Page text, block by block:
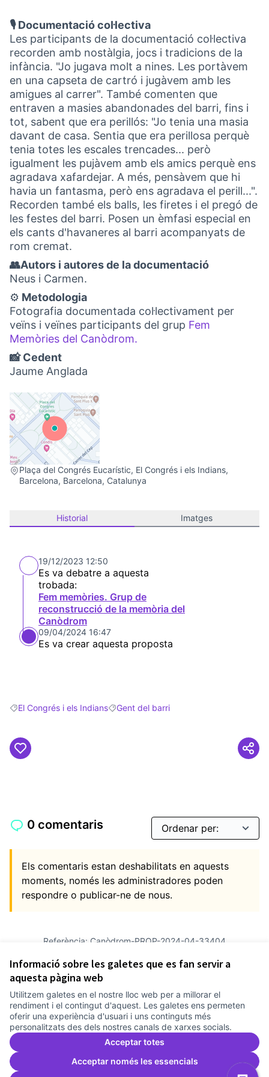
Informació sobre les galetes que es fan servir a
aquesta pàgina web
Utilitzem galetes en el nostre lloc web per a millorar el
rendiment i el contingut d'aquest. Les galetes ens permeten
oferir una experiència d'usuari i uns continguts més
personalitzats des dels nostres canals de xarxes socials.
Acceptar totes
Acceptar només les essencials
🎙️ Documentació col·lectiva
Les participants de la documentació col·lectiva
recorden amb nostàlgia, jocs i tradicions de la
infància. "Jo jugava molt a nines. Les portàvem
en una capseta de cartró i jugàvem amb les
amigues al carrer". També comenten que
entraven a masies abandonades del barri, fins i
tot, sabent que era perillós: "Jo tenia una masia
davant de casa. Sentia que era perillosa perquè
tenia totes les escales trencades... però
igualment les pujàvem amb els amics perquè ens
agradava xafardejar. A més, pensàvem que hi
havia un fantasma, però ens agradava el perill...".
Recorden també els balls, les firetes i el pregó de
les festes del barri. Posen un èmfasi especial en
els cants d'havaneres al barri acompanyats de
rom cremat.
👥Autors i autores de la documentació
Neus i Carmen.
⚙️ Metodologia
Fotografia documentada col·lectivament per
veïns i veïnes participants del grup Fem
Memòries del Canòdrom.
📸 Cedent
Jaume Anglada
Plaça del Congrés Eucarístic, El Congrés i els Indians,
Barcelona, Barcelona, Catalunya
(Link externo)
Historial Imatges
19/12/2023 12:50
Es va debatre a aquesta
trobada:
Fem memòries. Grup de
reconstrucció de la memòria del
Canòdrom
09/04/2024 16:47
Es va crear aquesta proposta
Resultats en filtrar per: El Congrés i els Indians
El Congrés i els IndiansResultats en filtrar per: Gent del barri
Gent del barri
0 comentaris
Els comentaris estan deshabilitats en aquests
moments, només les administradores poden
respondre o publicar-ne de nous.
Referència: Canòdrom-PROP-2024-04-33404
Verifica l'empremta digital
Termes i condicions d'ús
Configuració de les galetes
Comunitat Canòdrom a Facebook
(Link externo)
Comunitat Canòdrom a Instagram
(Link externo)
Comunitat Canòdrom a YouTube
(Link externo)
Català
Triar la llengua Elegir el idiomaChoose language